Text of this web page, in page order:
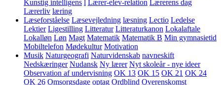
Kunstig intelligens l Lærer-elev-relation Lærerens dag
Lærerliv læring
Læseforståelse Læsevejledning læsning Lectio Ledelse
Lektier Ligestilling Litteratur Litteraturkanon Lokalaftale
Lokalløn Løn Magt Matematik Matematik B Min gymnasietid
Mobiltelefon Mødekultur Motivation
Musik Naturgeografi Naturvidenskab navneskift
Nedskæringer Nudansk Ny lærer Nyt skoleår - nye ideer
Observation af undervisning OK 13 OK 15 OK 21 OK 24
OK 26 Omsorgsdage optag Ordblind Overenskomst